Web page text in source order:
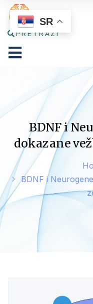
PRETRAŽI
BDNF i
dokazane
BDNF i
SR